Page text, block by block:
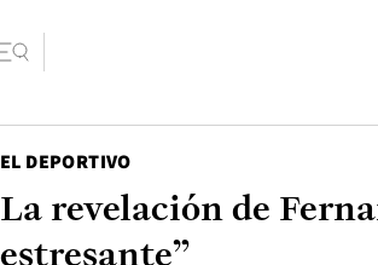
EL DEPORTIVO
La revelación de
estresante”